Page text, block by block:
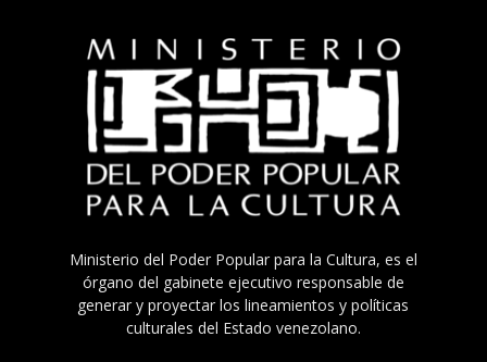
Ministerio del Poder Popular para la Cultura, es el
órgano del gabinete ejecutivo responsable de
generar y proyectar los lineamientos y políticas
culturales del Estado venezolano.